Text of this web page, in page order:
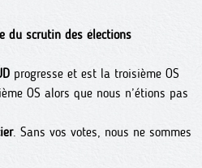
du scrutin des élections
progresse et est la troisième OS
OS alors que nous n’étions pas
. Sans vos votes, nous ne sommes